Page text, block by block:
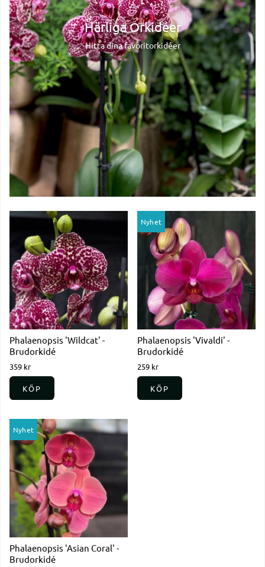
Härliga Orkidéer
Hitta dina favoritorkidéer
Phalaenopsis 'Wildcat' -
Brudorkidé
359 kr
KÖP
Nyhet
Phalaenopsis 'Vivaldi' -
Brudorkidé
259 kr
KÖP
Nyhet
Phalaenopsis 'Asian Coral' -
Brudorkidé